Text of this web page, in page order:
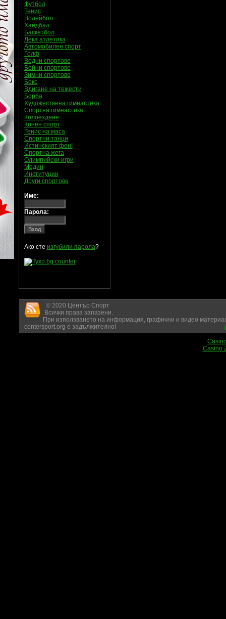
Футбол
Тенис
Волейбол
Хандбал
Баскетбол
Лека атлетика
Автомобилен спорт
Голф
Водни спортове
Бойни спортове
Зимни спортове
Бокс
Вдигане на тежести
Борба
Художествена гимнастика
Спортна гимнастика
Колоездене
Конен спорт
Тенис на маса
Спортни танци
Истинският фен!
Спортна жега
Олимпийски игри
Медии
Институции
Други спортове
Име:
Парола:
Ако сте изгубили парола?
© 2020 Център Спорт
Всички права запазени.
При използването на информация, графични и видео
centersport.org е задължително!
Casino